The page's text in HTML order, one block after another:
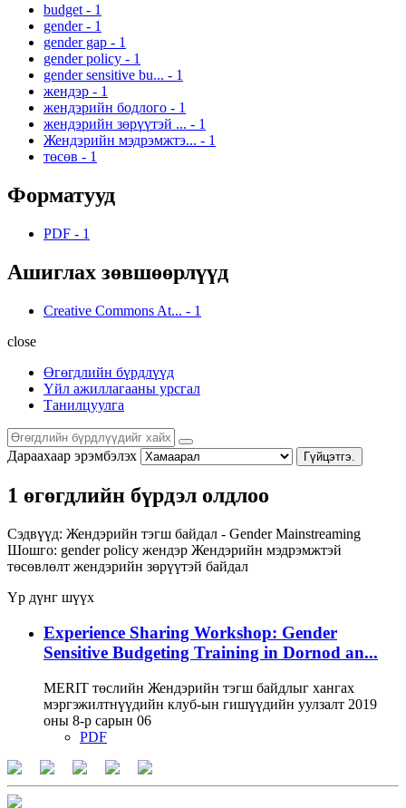
budget - 1
gender - 1
gender gap - 1
gender policy - 1
gender sensitive bu... - 1
жендэр - 1
жендэрийн бодлого - 1
жендэрийн зөрүүтэй ... - 1
Жендэрийн мэдрэмжтэ... - 1
төсөв - 1
Форматууд
PDF - 1
Ашиглах зөвшөөрлүүд
Creative Commons At... - 1
close
Өгөгдлийн бүрдлүүд
Үйл ажиллагааны урсгал
Танилцуулга
Дараахаар эрэмбэлэх Гүйцэтгэ.
1 өгөгдлийн бүрдэл олдлоо
Сэдвүүд: Жендэрийн тэгш байдал - Gender Mainstreaming
Шошго: gender policy жендэр Жендэрийн мэдрэмжтэй
төсөвлөлт жендэрийн зөрүүтэй байдал
Үр дүнг шүүх
Experience Sharing Workshop: Gender
Sensitive Budgeting Training in Dornod an...
MERIT төслийн Жендэрийн тэгш байдлыг хангах
мэргэжилтнүүдийн клуб-ын гишүүдийн уулзалт 2019
оны 8-р сарын 06
PDF